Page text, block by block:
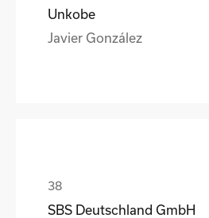
Unkobe
Javier González
SBS Deutschland GmbH